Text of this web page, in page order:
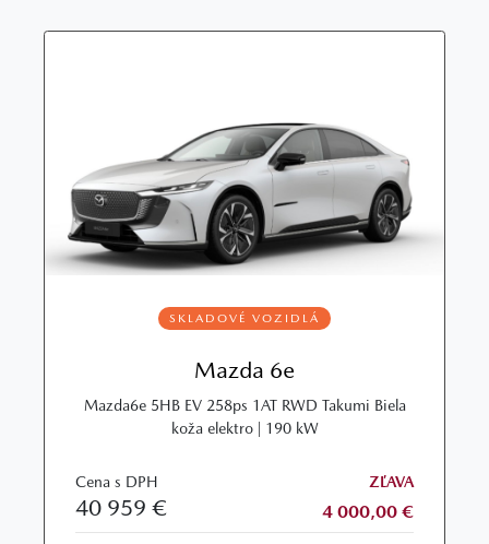
SKLADOVÉ VOZIDLÁ
Mazda 6e
Mazda6e 5HB EV 258ps 1AT RWD Takumi Biela
koža elektro | 190 kW
Cena s DPH
40 959 €
ZĽAVA
4 000,00 €